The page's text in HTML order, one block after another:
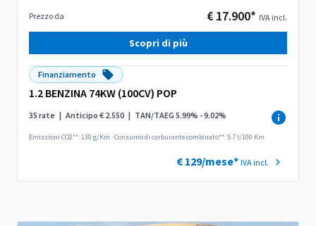
Prezzo da € 17.900* IVA incl.
Scopri di più
Finanziamento
1.2 BENZINA 74KW (100CV) POP
35 rate | Anticipo € 2.550 | TAN/TAEG 5.99% - 9.02%
Emissioni CO2**: 130 g/Km ·Consumo di carburante combinato**: 5.7 l/100 Km
€ 129/mese* IVA incl.